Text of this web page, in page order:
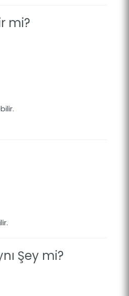
mi?
Şey mi?